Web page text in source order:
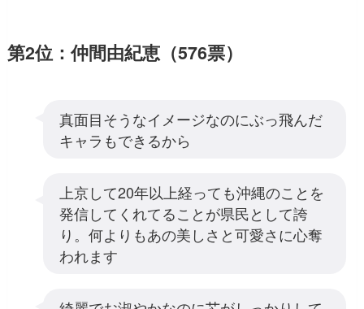
第2位：仲間由紀恵（576票）
真面目そうなイメージなのにぶっ飛んだ
キャラもできるから
上京して20年以上経っても沖縄のことを
発信してくれてることが県民として誇
り。何よりもあの美しさと可愛さに心奪
われます